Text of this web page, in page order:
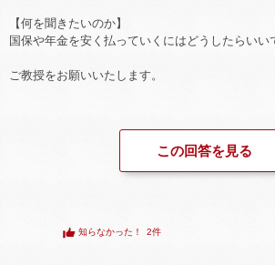
【何を聞きたいのか】
国保や年金を安く払っていくにはどうしたらいい
ご教授をお願いいたします。
この回答を見る
知らなかった！ 2件